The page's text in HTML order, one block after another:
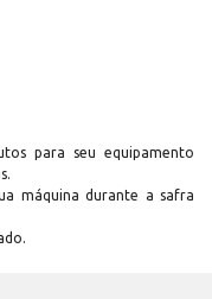
para seu equipamento
máquina durante a safra